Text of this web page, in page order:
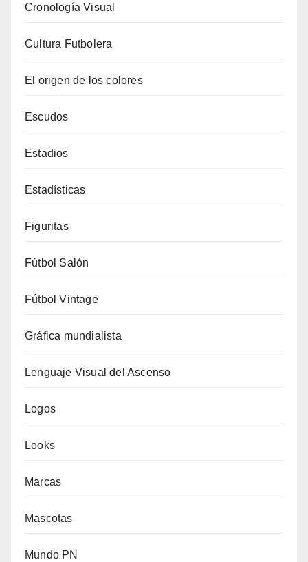
Cronología Visual
Cultura Futbolera
El origen de los colores
Escudos
Estadios
Estadísticas
Figuritas
Fútbol Salón
Fútbol Vintage
Gráfica mundialista
Lenguaje Visual del Ascenso
Logos
Looks
Marcas
Mascotas
Mundo PN